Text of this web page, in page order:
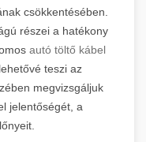
csökkentésében.
részei a hatékony
autó töltő kábel
teszi az
megvizsgáljuk
jelentőségét, a